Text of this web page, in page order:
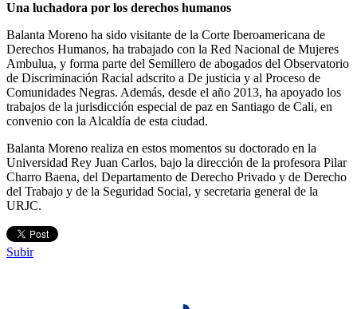
Una luchadora por los derechos humanos
Balanta Moreno ha sido visitante de la Corte Iberoamericana de
Derechos Humanos, ha trabajado con la Red Nacional de Mujeres
Ambulua, y forma parte del Semillero de abogados del Observatorio
de Discriminación Racial adscrito a De justicia y al Proceso de
Comunidades Negras. Además, desde el año 2013, ha apoyado los
trabajos de la jurisdicción especial de paz en Santiago de Cali, en
convenio con la Alcaldía de esta ciudad.
Balanta Moreno realiza en estos momentos su doctorado en la
Universidad Rey Juan Carlos, bajo la dirección de la profesora Pilar
Charro Baena, del Departamento de Derecho Privado y de Derecho
del Trabajo y de la Seguridad Social, y secretaria general de la
URJC.
Subir